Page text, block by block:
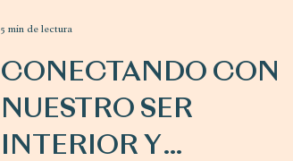
CONECTANDO CON
NUESTRO SER
INTERIOR Y
5 min de lectura